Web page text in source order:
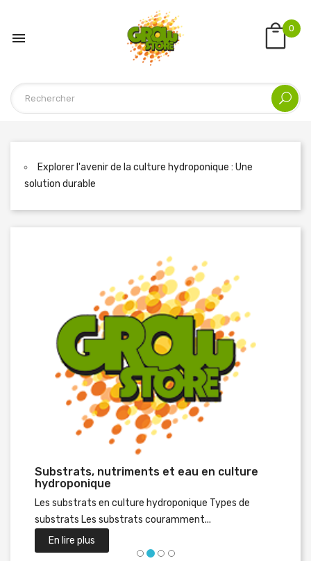

0
Explorer l'avenir de la culture hydroponique : Une
solution durable
Substrats, nutriments et eau en culture
hydroponique
Les substrats en culture hydroponique Types de
substrats Les substrats couramment...
En lire plus